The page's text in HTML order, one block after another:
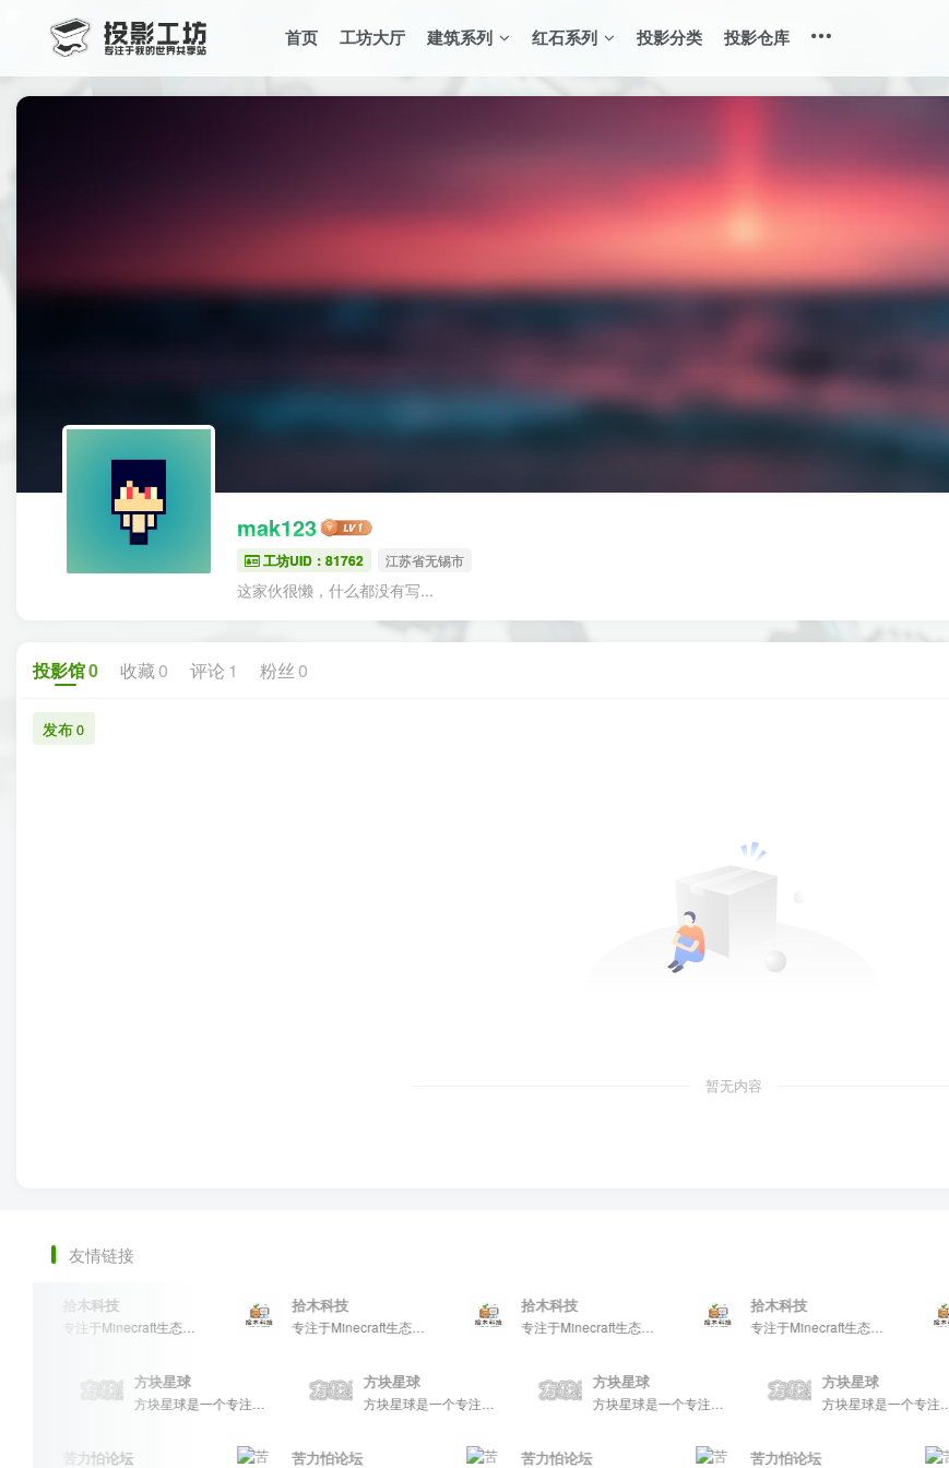
首页 工坊大厅 建筑系列 红石系列 投影分类 投影仓库
mak123
工坊UID：81762 江苏省无锡市
这家伙很懒，什么都没有写...
投影馆0 收藏 0 评论 1 粉丝 0
发布0
暂无内容
友情链接
拾木科技
专注于Minecraft生态建设
拾木科技
专注于Minecraft生态建设
拾木科技
专注于Minecraft生态建设
拾木科技
专注于Minecraft生态建设
方块星球 方块星球 方块星球 方块星球
苦力怕论坛 苦力怕论坛 苦力怕论坛 苦力怕论坛